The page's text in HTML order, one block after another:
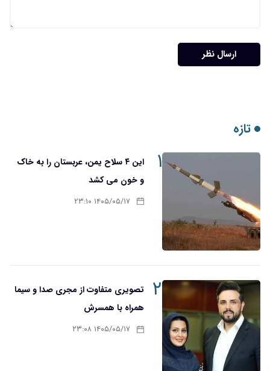
ارسال نظر
تازه
۱
این ۴ سلاح یمن، عربستان را به خاک
و خون می کشد
۱۴۰۵/۰۵/۱۷ ۲۳:۱۰
۲
تصویری متفاوت از مجری صدا و سیما
همراه با همسرش
۱۴۰۵/۰۵/۱۷ ۲۳:۰۸